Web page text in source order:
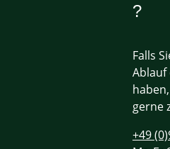
?
Falls
Ablauf
gerne
+49